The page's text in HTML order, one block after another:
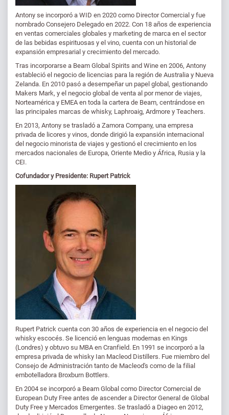
Antony se incorporó a WID en 2020 como Director Comercial y fue
nombrado Consejero Delegado en 2022. Con 18 años de experiencia
en ventas comerciales globales y marketing de marca en el sector
de las bebidas espirituosas y el vino, cuenta con un historial de
expansión empresarial y crecimiento del mercado.
Tras incorporarse a Beam Global Spirits and Wine en 2006, Antony
estableció el negocio de licencias para la región de Australia y Nueva
Zelanda. En 2010 pasó a desempeñar un papel global, gestionando
Makers Mark, y el negocio global de venta al por menor de viajes,
Norteamérica y EMEA en toda la cartera de Beam, centrándose en
las principales marcas de whisky, Laphroaig, Ardmore y Teachers.
En 2013, Antony se trasladó a Zamora Company, una empresa
privada de licores y vinos, donde dirigió la expansión internacional
del negocio minorista de viajes y gestionó el crecimiento en los
mercados nacionales de Europa, Oriente Medio y África, Rusia y la
CEI.
Cofundador y Presidente: Rupert Patrick
Rupert Patrick cuenta con 30 años de experiencia en el negocio del
whisky escocés. Se licenció en lenguas modernas en Kings
(Londres) y obtuvo su MBA en Cranfield. En 1991 se incorporó a la
empresa privada de whisky Ian Macleod Distillers. Fue miembro del
Consejo de Administración tanto de Macleod's como de la filial
embotelladora Broxburn Bottlers.
En 2004 se incorporó a Beam Global como Director Comercial de
European Duty Free antes de ascender a Director General de Global
Duty Free y Mercados Emergentes. Se trasladó a Diageo en 2012,